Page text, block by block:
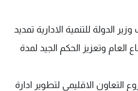
الدولة للتنمية الادارية تمديد
وتعزيز الحكم الجيد لمدة
التعاون الاقليمي لتطوير ادارة